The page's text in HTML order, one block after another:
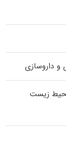
و داروسازی
زیست